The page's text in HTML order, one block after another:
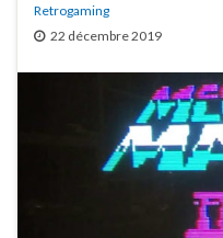
Retrogaming
22 décembre 2019